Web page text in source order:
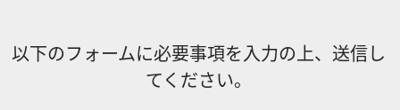
以下のフォームに必要事項を入力の上、送信し
てください。